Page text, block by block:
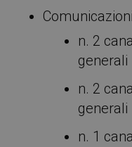
n. 2
generali
n. 2
generali
n. 1